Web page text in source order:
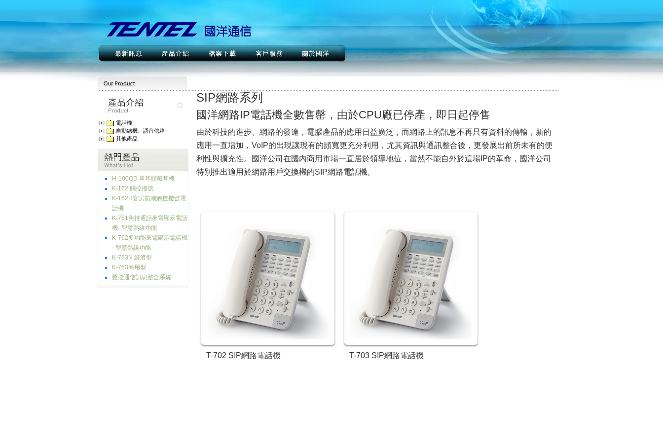
電話機
自動總機、語音信箱
其他產品
H-100QD 單耳頭戴耳機
K-162 觸控撥號
K-162H客房防潮觸控撥號電
話機
K-761免持通話來電顯示電話
機- 智慧熱線功能
K-762多功能來電顯示電話機
- 智慧熱線功能
K-763N 經濟型
K-763商用型
聲控通信訊息整合系統
SIP網路系列
國洋網路IP電話機全數售罄，由於CPU廠已停產，即日起停售
由於科技的進步、網路的發達，電腦產品的應用日益廣泛，而網路上的訊息不再只有資料的傳輸，新的
應用一直增加，VoIP的出現讓現有的頻寬更充分利用，尤其資訊與通訊整合後，更發展出前所未有的便
利性與擴充性。國洋公司在國內商用市場一直居於領導地位，當然不能自外於這場IP的革命，國洋公司
特別推出適用於網路用戶交換機的SIP網路電話機。
T-702 SIP網路電話機 T-703 SIP網路電話機